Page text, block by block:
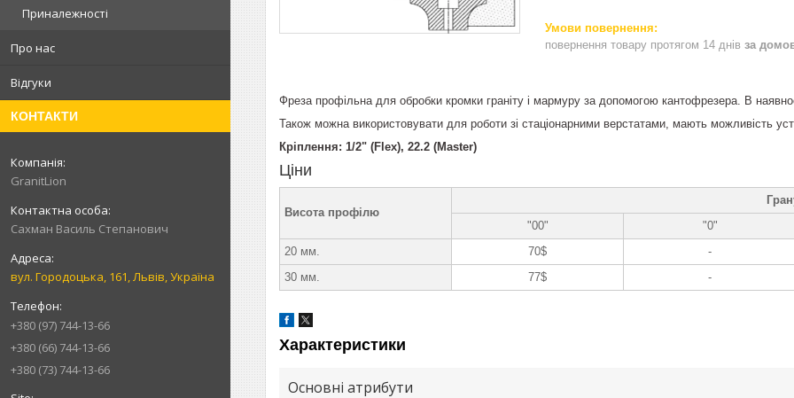
Приналежності
Про нас
Відгуки
КОНТАКТИ
GranitLion
Сахман Василь Степанович
вул. Городоцька, 161, Львів, Україна
+380 (97) 744-13-66
+380 (66) 744-13-66
+380 (73) 744-13-66
повернення товару протягом 14 днів за
Фреза профільна для обробки кромки граніту і мармуру за допомогою кантофрезера. В
Також можна використовувати для роботи зі стаціонарними верстатами, мають можливість
Кріплення: 1/2" (Flex), 22.2 (Master)
Ціни
Висота профілю
"00"
"0"
20 мм.
70$
-
30 мм.
77$ -
Характеристики
Основні атрибути